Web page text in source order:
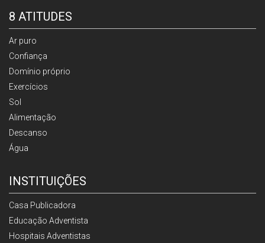
8 ATITUDES
Ar puro
Confiança
Domínio próprio
Exercícios
Sol
Alimentação
Descanso
Água
INSTITUIÇÕES
Casa Publicadora
Educação Adventista
Hospitais Adventistas